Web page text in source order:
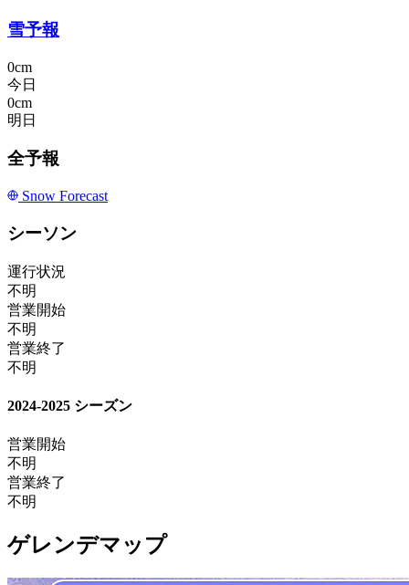
雪予報
0cm
今日
0cm
明日
全予報
Snow Forecast
シーソン
運行状況
不明
営業開始
不明
営業終了
不明
2024-2025 シーズン
営業開始
不明
営業終了
不明
ゲレンデマップ